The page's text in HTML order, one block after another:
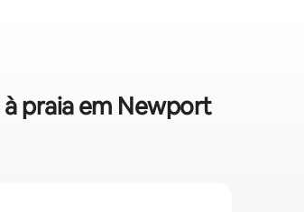
praia em Newport